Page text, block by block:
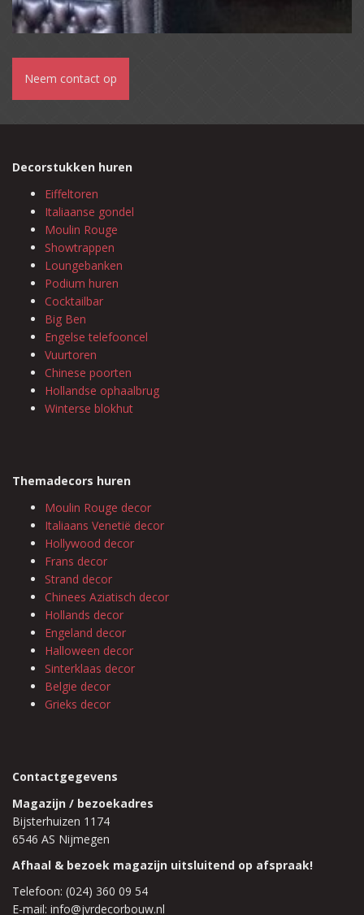
Neem contact op
Decorstukken huren
Eiffeltoren
Italiaanse gondel
Moulin Rouge
Showtrappen
Loungebanken
Podium huren
Cocktailbar
Big Ben
Engelse telefooncel
Vuurtoren
Chinese poorten
Hollandse ophaalbrug
Winterse blokhut
Themadecors huren
Moulin Rouge decor
Italiaans Venetië decor
Hollywood decor
Frans decor
Strand decor
Chinees Aziatisch decor
Hollands decor
Engeland decor
Halloween decor
Sinterklaas decor
Belgie decor
Grieks decor
Contactgegevens
Magazijn / bezoekadres
Bijsterhuizen 1174
6546 AS Nijmegen
Afhaal & bezoek magazijn uitsluitend op afspraak!
Telefoon: (024) 360 09 54
E-mail: info@jvrdecorbouw.nl